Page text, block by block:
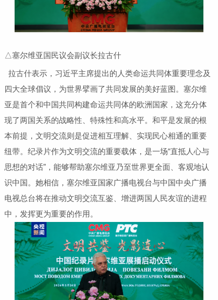
△塞尔维亚国民议会副议长拉古什
拉古什表示，习近平主席提出的人类命运共同体重要理念及
四大全球倡议，为世界擘画了共同发展的美好蓝图。塞尔维
亚是首个和中国共同构建命运共同体的欧洲国家，这充分体
现了两国关系的战略性、特殊性和高水平。和平是发展的根
本前提，文明交流则是促进相互理解、实现民心相通的重要
纽带。纪录片作为文明交流的重要载体，是一场“直抵人心与
思想的对话”，能够帮助塞尔维亚乃至世界更全面、客观地认
识中国。她相信，塞尔维亚国家广播电视台与中国中央广播
电视总台将在推动文明交流互鉴、增进两国人民友谊的进程
中，发挥更为重要的作用。